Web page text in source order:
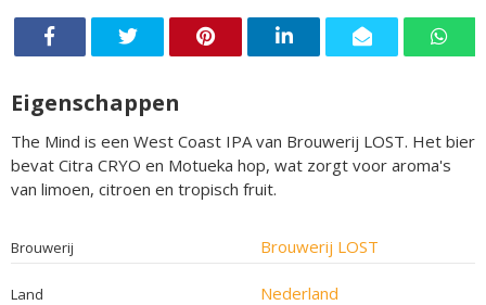
Eigenschappen
The Mind is een West Coast IPA van Brouwerij LOST. Het bier
bevat Citra CRYO en Motueka hop, wat zorgt voor aroma's
van limoen, citroen en tropisch fruit.
Brouwerij Brouwerij LOST
Land Nederland